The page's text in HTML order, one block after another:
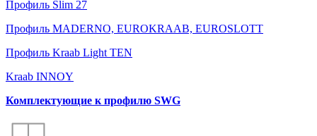
Профиль Slim 27
Профиль MADERNO, EUROKRAAB, EUROSLOTT
Профиль Kraab Light TEN
Kraab INNOY
Комплектующие к профилю SWG